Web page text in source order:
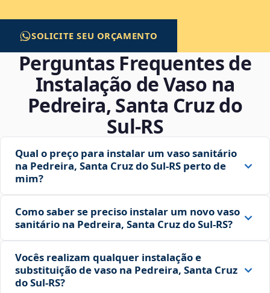
SOLICITE SEU ORÇAMENTO
Perguntas Frequentes de
Instalação de Vaso na
Pedreira, Santa Cruz do
Sul‑RS
Qual o preço para instalar um vaso sanitário
na Pedreira, Santa Cruz do Sul‑RS perto de
mim?
Como saber se preciso instalar um novo vaso
sanitário na Pedreira, Santa Cruz do Sul‑RS?
Vocês realizam qualquer instalação e
substituição de vaso na Pedreira, Santa Cruz
do Sul‑RS?